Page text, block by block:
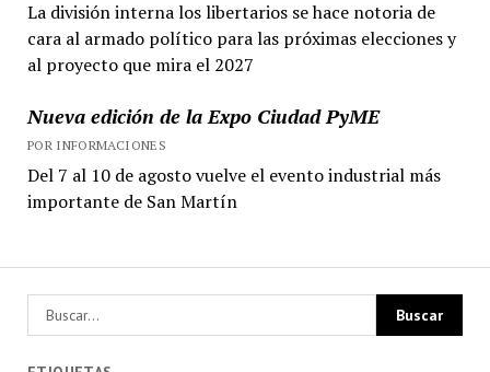
La división interna los libertarios se hace notoria de
cara al armado político para las próximas elecciones y
al proyecto que mira el 2027
Nueva edición de la Expo Ciudad PyME
POR INFORMACIONES
Del 7 al 10 de agosto vuelve el evento industrial más
importante de San Martín